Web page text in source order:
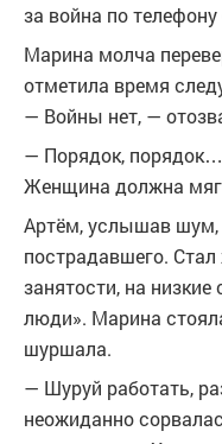
за война по
Марина молча
отметила время
— Войны нет, —
— Порядок,
Женщина должна
Артём, услышав
пострадавшего.
занятости, на низкие
люди». Марина
шуршала.
— Шуруй работать,
неожиданно